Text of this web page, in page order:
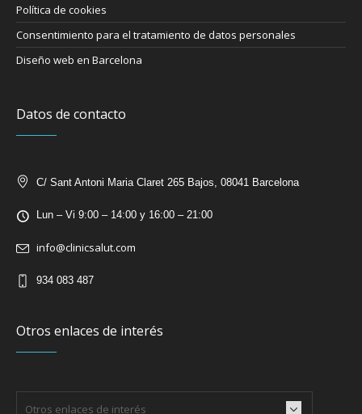
Política de cookies
Consentimiento para el tratamiento de datos personales
Diseño web en Barcelona
Datos de contacto
C/ Sant Antoni Maria Claret 265 Bajos, 08041 Barcelona
Lun – Vi 9:00 – 14:00 y 16:00 – 21:00
info@clinicsalut.com
934 083 487
Otros enlaces de interés